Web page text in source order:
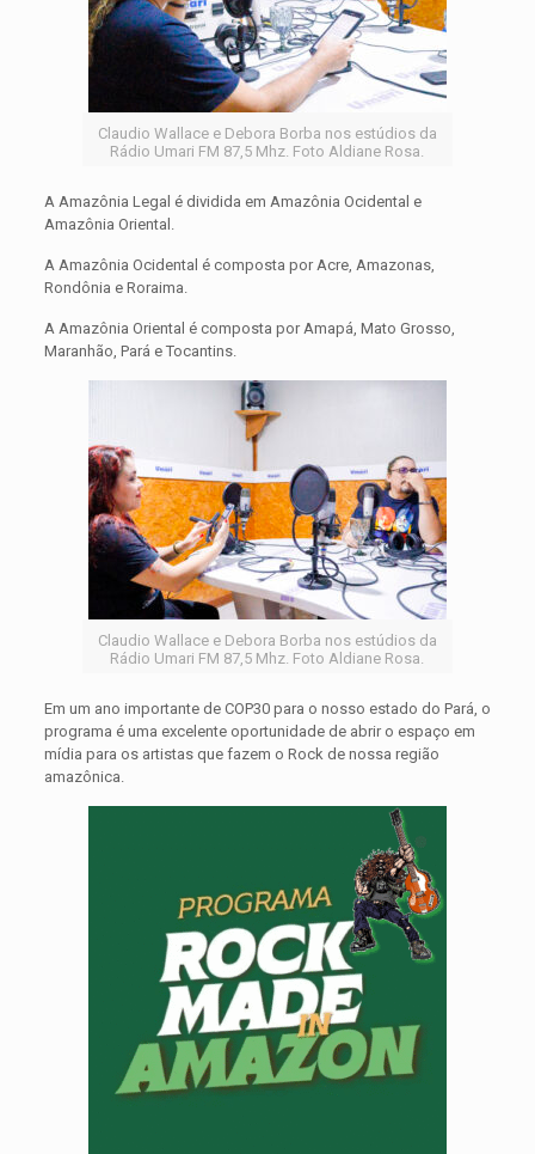
Claudio Wallace e Debora Borba nos estúdios da
Rádio Umari FM 87,5 Mhz. Foto Aldiane Rosa.
A Amazônia Legal é dividida em Amazônia Ocidental e
Amazônia Oriental.
A Amazônia Ocidental é composta por Acre, Amazonas,
Rondônia e Roraima.
A Amazônia Oriental é composta por Amapá, Mato Grosso,
Maranhão, Pará e Tocantins.
Claudio Wallace e Debora Borba nos estúdios da
Rádio Umari FM 87,5 Mhz. Foto Aldiane Rosa.
Em um ano importante de COP30 para o nosso estado do Pará, o
programa é uma excelente oportunidade de abrir o espaço em
mídia para os artistas que fazem o Rock de nossa região
amazônica.